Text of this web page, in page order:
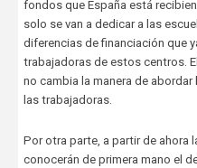
fondos que España está
solo se van a dedicar a las
diferencias de financiación que
trabajadoras de estos centros.
no cambia la manera de
las trabajadoras.
Por otra parte, a partir de ahora
conocerán de primera mano el